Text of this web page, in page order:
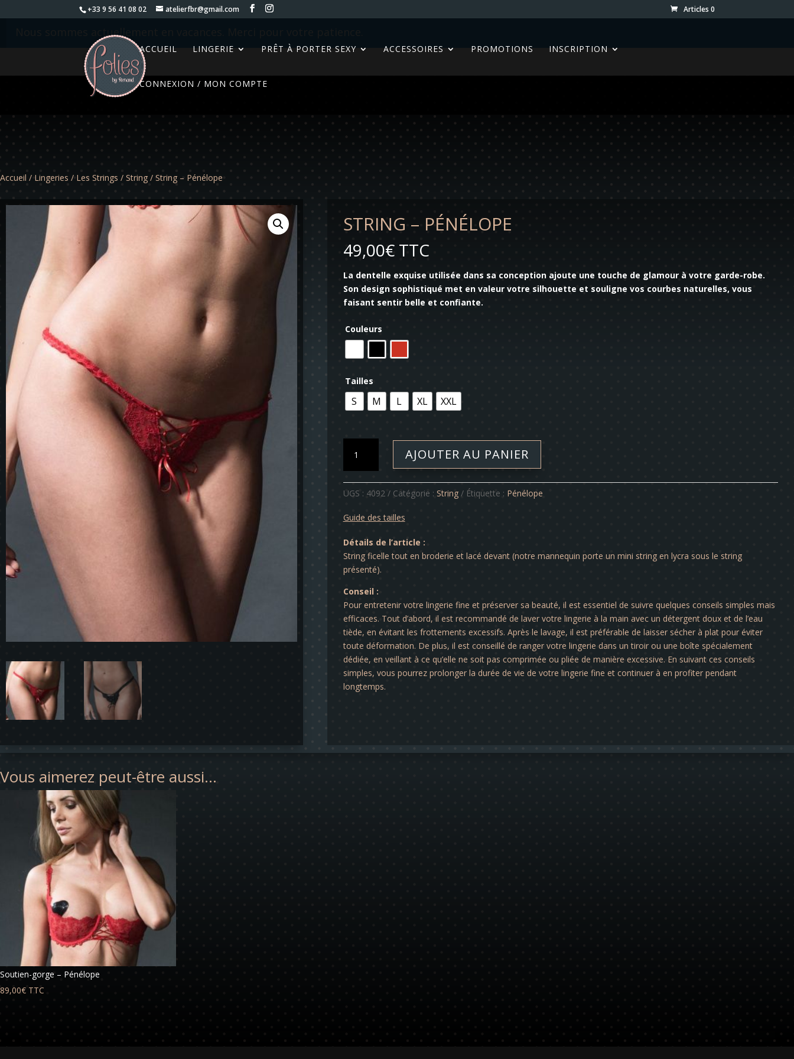
+33 9 56 41 08 02 atelierfbr@gmail.com Articles 0
ACCUEIL LINGERIE PRÊT À PORTER SEXY ACCESSOIRES PROMOTIONS INSCRIPTION
CONNEXION / MON COMPTE
Nous sommes actuellement en vacances. Merci pour votre patience.
Accueil / Lingeries / Les Strings / String / String – Pénélope
STRING – PÉNÉLOPE
49,00€ TTC
La dentelle exquise utilisée dans sa conception ajoute une touche de glamour à votre garde-robe.
Son design sophistiqué met en valeur votre silhouette et souligne vos courbes naturelles, vous
faisant sentir belle et confiante.
Couleurs
Tailles
S M L XL XXL
String
-
Pénélope
AJOUTER AU PANIER
UGS : 4092 Catégorie : String Étiquette : Pénélope
Guide des tailles
Détails de l’article :
String ficelle tout en broderie et lacé devant (notre mannequin porte un mini string en lycra sous le string
présenté).
Conseil :
Pour entretenir votre lingerie fine et préserver sa beauté, il est essentiel de suivre quelques conseils simples mais
efficaces. Tout d’abord, il est recommandé de laver votre lingerie à la main avec un détergent doux et de l’eau
tiède, en évitant les frottements excessifs. Après le lavage, il est préférable de laisser sécher à plat pour éviter
toute déformation. De plus, il est conseillé de ranger votre lingerie dans un tiroir ou une boîte spécialement
dédiée, en veillant à ce qu’elle ne soit pas comprimée ou pliée de manière excessive. En suivant ces conseils
simples, vous pourrez prolonger la durée de vie de votre lingerie fine et continuer à en profiter pendant
longtemps.
Vous aimerez peut-être aussi…
Soutien-gorge – Pénélope
89,00€ TTC